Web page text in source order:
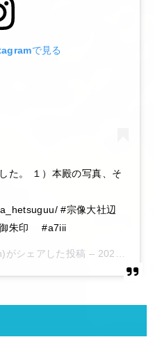
で見る
た。 １）本殿の写真、そ
#宗像大社辺
朱印 #a7iii
がシェアした投稿 – 2020年 6月月6日午後10時15分PDT